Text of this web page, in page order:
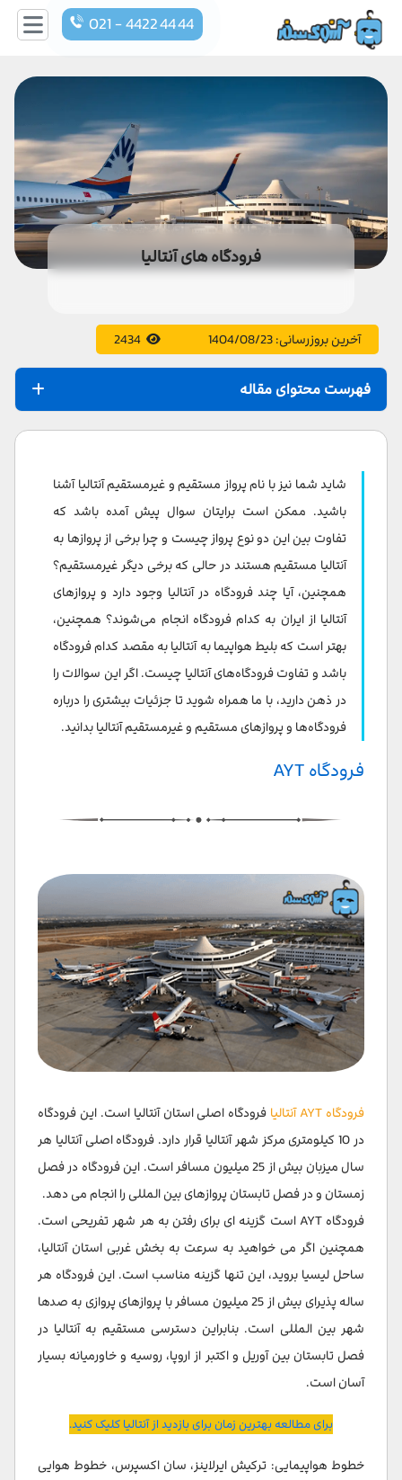
021 - 4422 44 44
فرودگاه های آنتالیا
آخرین بروزرسانی:1404/08/23
فهرست محتوای مقاله
فرودگاه AYT
پرواز مستقیم و غیر مستقیم به آنتالیا
گزینه ترانسفر فرودگاهی در فرودگاه های آنتالیا
شاید شما نیز با نام پرواز مستقیم و غیرمستقیم آنتالیا آشنا
باشید. ممکن است برایتان سوال پیش آمده باشد که
تفاوت بین این دو نوع پرواز چیست و چرا برخی از پروازها به
آنتالیا مستقیم هستند در حالی که برخی دیگر غیرمستقیم؟
همچنین، آیا چند فرودگاه در آنتالیا وجود دارد و پروازهای
آنتالیا از ایران به کدام فرودگاه انجام می‌شوند؟ همچنین،
بهتر است که بلیط هواپیما به آنتالیا به مقصد کدام فرودگاه
باشد و تفاوت فرودگاه‌های آنتالیا چیست. اگر این سوالات را
در ذهن دارید، با ما همراه شوید تا جزئیات بیشتری را درباره
فرودگاه‌ها و پروازهای مستقیم و غیرمستقیم آنتالیا بدانید.
فرودگاه AYT
فرودگاه AYT آنتالیا
فرودگاه اصلی استان آنتالیا است. این فرودگاه
در 10 کیلومتری مرکز شهر آنتالیا قرار دارد. فرودگاه اصلی آنتالیا هر
سال میزبان بیش از 25 میلیون مسافر است. این فرودگاه در فصل
زمستان و در فصل تابستان پروازهای بین المللی را انجام می دهد.
فرودگاه AYT است گزینه ای برای رفتن به هر شهر تفریحی است.
همچنین اگر می خواهید به سرعت به بخش غربی استان آنتالیا،
ساحل لیسیا بروید، این تنها گزینه مناسب است. این فرودگاه هر
ساله پذیرای بیش از 25 میلیون مسافر با پروازهای پروازی به صدها
شهر بین المللی است. بنابراین دسترسی مستقیم به آنتالیا در
فصل تابستان بین آوریل و اکتبر از اروپا، روسیه و خاورمیانه بسیار
آسان است.
برای مطالعه بهترین زمان برای بازدید از آنتالیا کلیک کنید.
خطوط هواپیمایی: ترکیش ایرلاینز، سان اکسپرس، خطوط هوایی